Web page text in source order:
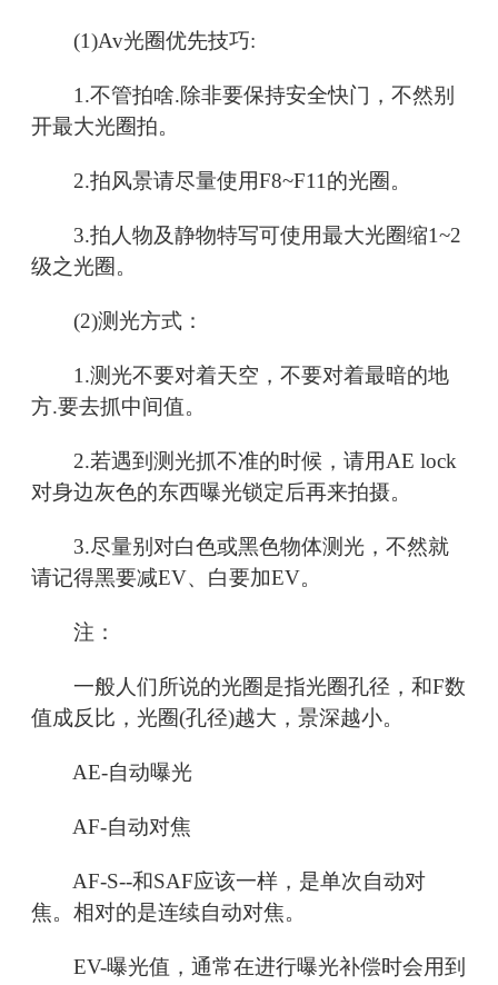
(1)Av光圈优先技巧:
1.不管拍啥.除非要保持安全快门，不然别
开最大光圈拍。
2.拍风景请尽量使用F8~F11的光圈。
3.拍人物及静物特写可使用最大光圈缩1~2
级之光圈。
(2)测光方式：
1.测光不要对着天空，不要对着最暗的地
方.要去抓中间值。
2.若遇到测光抓不准的时候，请用AE lock
对身边灰色的东西曝光锁定后再来拍摄。
3.尽量别对白色或黑色物体测光，不然就
请记得黑要减EV、白要加EV。
注：
一般人们所说的光圈是指光圈孔径，和F数
值成反比，光圈(孔径)越大，景深越小。
AE-自动曝光
AF-自动对焦
AF-S--和SAF应该一样，是单次自动对
焦。相对的是连续自动对焦。
EV-曝光值，通常在进行曝光补偿时会用到